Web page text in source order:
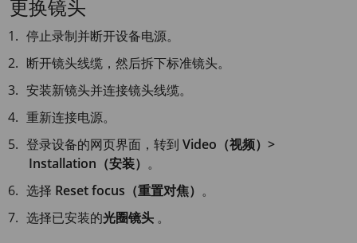
更换镜头
停止录制并断开设备电源。
断开镜头线缆，然后拆下标准镜头。
安装新镜头并连接镜头线缆。
重新连接电源。
登录设备的网页界面，转到Video（视频）>
Installation（安装） 。
选择 Reset focus（重置对焦） 。
选择已安装的光圈镜头 。